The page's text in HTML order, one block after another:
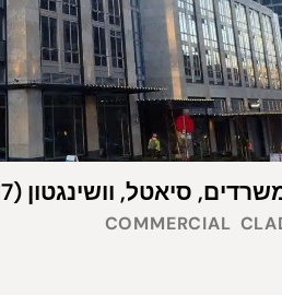
סיאטל, וושינגטון (2017)
COMMERCIAL